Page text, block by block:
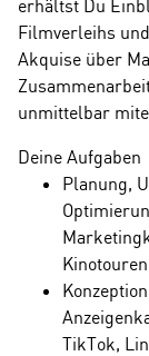
erhältst Du
Filmverleihs
Akquise über
unmittelbar
Deine Aufgaben
Planung,
TikTok,